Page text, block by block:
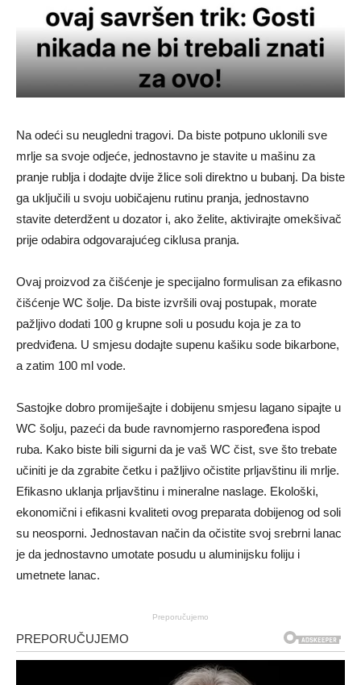
Na odeći su neugledni tragovi. Da biste potpuno uklonili sve
mrlje sa svoje odjeće, jednostavno je stavite u mašinu za
pranje rublja i dodajte dvije žlice soli direktno u bubanj. Da biste
ga uključili u svoju uobičajenu rutinu pranja, jednostavno
stavite deterdžent u dozator i, ako želite, aktivirajte omekšivač
prije odabira odgovarajućeg ciklusa pranja.
Ovaj proizvod za čišćenje je specijalno formulisan za efikasno
čišćenje WC šolje. Da biste izvršili ovaj postupak, morate
pažljivo dodati 100 g krupne soli u posudu koja je za to
predviđena. U smjesu dodajte supenu kašiku sode bikarbone,
a zatim 100 ml vode.
Sastojke dobro promiješajte i dobijenu smjesu lagano sipajte u
WC šolju, pazeći da bude ravnomjerno raspoređena ispod
ruba. Kako biste bili sigurni da je vaš WC čist, sve što trebate
učiniti je da zgrabite četku i pažljivo očistite prljavštinu ili mrlje.
Efikasno uklanja prljavštinu i mineralne naslage. Ekološki,
ekonomični i efikasni kvaliteti ovog preparata dobijenog od soli
su neosporni. Jednostavan način da očistite svoj srebrni lanac
je da jednostavno umotate posudu u aluminijsku foliju i
umetnete lanac.
Preporučujemo